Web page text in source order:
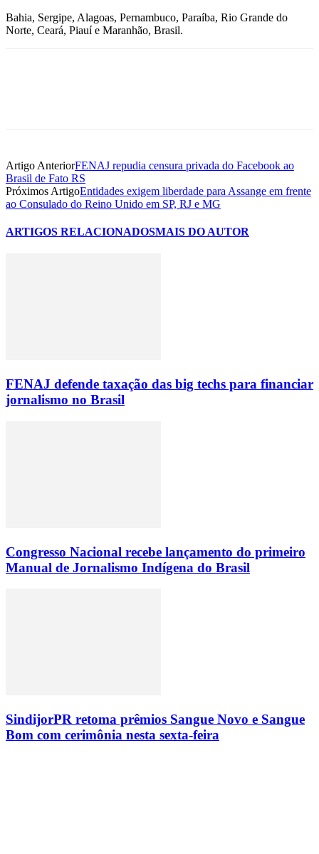
Bahia, Sergipe, Alagoas, Pernambuco, Paraíba, Rio Grande do
Norte, Ceará, Piauí e Maranhão, Brasil.
Artigo AnteriorFENAJ repudia censura privada do Facebook ao
Brasil de Fato RS
Próximos ArtigoEntidades exigem liberdade para Assange em frente
ao Consulado do Reino Unido em SP, RJ e MG
ARTIGOS RELACIONADOSMAIS DO AUTOR
FENAJ defende taxação das big techs para financiar
jornalismo no Brasil
Congresso Nacional recebe lançamento do primeiro
Manual de Jornalismo Indígena do Brasil
SindijorPR retoma prêmios Sangue Novo e Sangue
Bom com cerimônia nesta sexta-feira